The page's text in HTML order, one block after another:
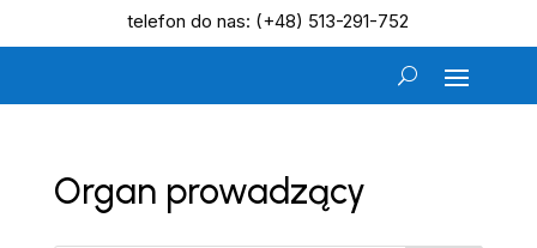
telefon do nas: (+48) 513-291-752
Organ prowadzący